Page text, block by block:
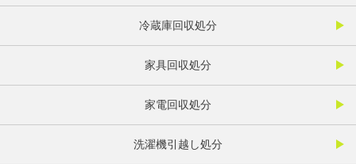
冷蔵庫回収処分
家具回収処分
家電回収処分
洗濯機引越し処分